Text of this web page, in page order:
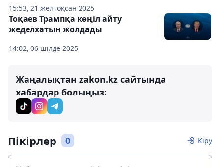
15:53, 21 желтоқсан 2025
14:02, 06 шілде 2025
Тоқаев Трампқа көңіл айту
жеделхатын жолдады
Жаңалықтан zakon.kz сайтында
хабардар болыңыз:
Пікірлер 0 Кіру